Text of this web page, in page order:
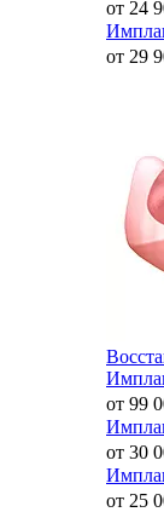
от 24
от 29
от 99
от 30
от 25